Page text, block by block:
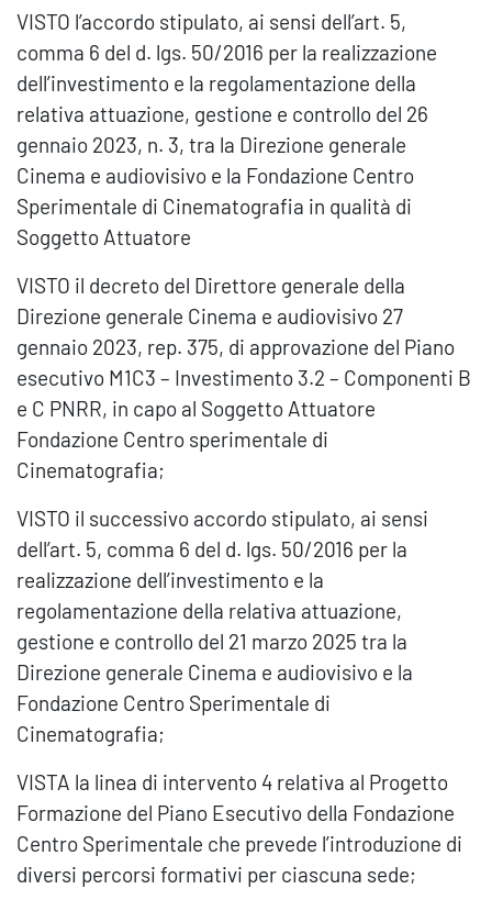
VISTO l’accordo stipulato, ai sensi dell’art. 5,
comma 6 del d. lgs. 50/2016 per la realizzazione
dell’investimento e la regolamentazione della
relativa attuazione, gestione e controllo del 26
gennaio 2023, n. 3, tra la Direzione generale
Cinema e audiovisivo e la Fondazione Centro
Sperimentale di Cinematografia in qualità di
Soggetto Attuatore
VISTO il decreto del Direttore generale della
Direzione generale Cinema e audiovisivo 27
gennaio 2023, rep. 375, di approvazione del Piano
esecutivo M1C3 – Investimento 3.2 – Componenti B
e C PNRR, in capo al Soggetto Attuatore
Fondazione Centro sperimentale di
Cinematografia;
VISTO il successivo accordo stipulato, ai sensi
dell’art. 5, comma 6 del d. lgs. 50/2016 per la
realizzazione dell’investimento e la
regolamentazione della relativa attuazione,
gestione e controllo del 21 marzo 2025 tra la
Direzione generale Cinema e audiovisivo e la
Fondazione Centro Sperimentale di
Cinematografia;
VISTA la linea di intervento 4 relativa al Progetto
Formazione del Piano Esecutivo della Fondazione
Centro Sperimentale che prevede l’introduzione di
diversi percorsi formativi per ciascuna sede;